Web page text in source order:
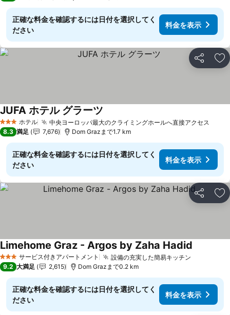
正確な料金を確認するには日付を選択してく
ださい
料金を表示
シェア お
3 ホテルのランク
ホテル 中央ヨーロッパ最大のクライミングホールへ直接アクセス
JUFA ホテル グラーツ
8.3 満足 7,676 Dom Grazまで1.7 km
正確な料金を確認するには日付を選択してく
ださい
料金を表示
シェア お
3 ホテルのランク
サービス付きアパートメント 設備の充実した簡易キッチン
Limehome Graz - Argos by Zaha Hadid
9.2 大満足 2,615 Dom Grazまで0.2 km
正確な料金を確認するには日付を選択してく
ださい
料金を表示